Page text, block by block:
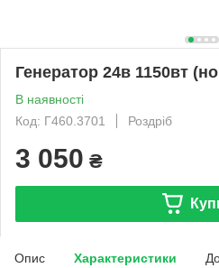
Генератор 24в 1150вт
В наявності
Код: Г460.3701
Роздріб
3 050 ₴
Опис Характеристики